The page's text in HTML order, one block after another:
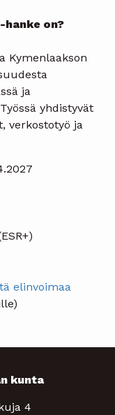
on?
Kymenlaakson
ja
yhdistyvät
verkostotyö ja
elinvoimaa
kunta
4